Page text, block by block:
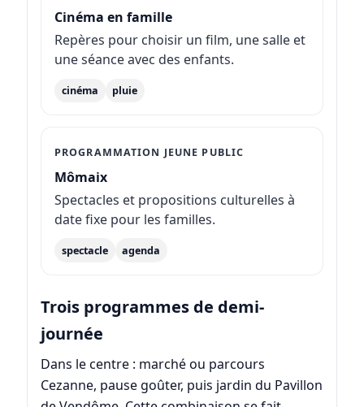
Cinéma en famille
Repères pour choisir un film, une salle et
une séance avec des enfants.
cinéma pluie
PROGRAMMATION JEUNE PUBLIC
Mômaix
Spectacles et propositions culturelles à
date fixe pour les familles.
spectacle agenda
Trois programmes de demi-
journée
Dans le centre : marché ou parcours
Cezanne, pause goûter, puis jardin du Pavillon